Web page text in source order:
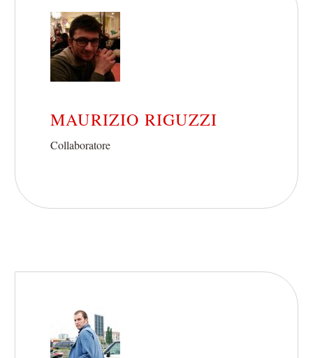
MAURIZIO RIGUZZI
Collaboratore